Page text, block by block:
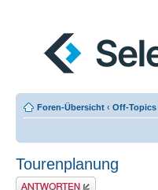
Foren-Übersicht ‹ Off-Topics
Tourenplanung
Antwort erstellen